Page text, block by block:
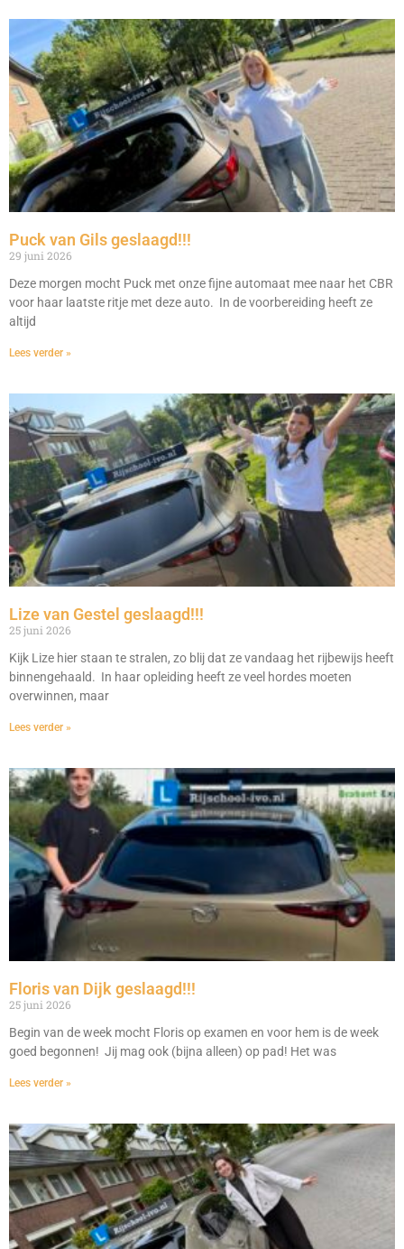
Puck van Gils geslaagd!!!
29 juni 2026
Deze morgen mocht Puck met onze fijne automaat mee naar het CBR
voor haar laatste ritje met deze auto. In de voorbereiding heeft ze
altijd
Lees verder »
Lize van Gestel geslaagd!!!
25 juni 2026
Kijk Lize hier staan te stralen, zo blij dat ze vandaag het rijbewijs heeft
binnengehaald. In haar opleiding heeft ze veel hordes moeten
overwinnen, maar
Lees verder »
Floris van Dijk geslaagd!!!
25 juni 2026
Begin van de week mocht Floris op examen en voor hem is de week
goed begonnen! Jij mag ook (bijna alleen) op pad! Het was
Lees verder »